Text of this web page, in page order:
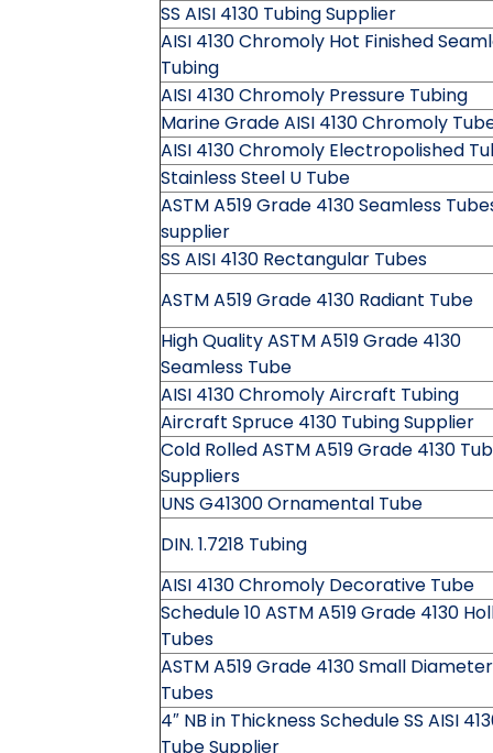
SS AISI 4130 Tubing Supplier
AISI 4130 Chromoly Hot Finished
Tubing
AISI 4130 Chromoly Pressure Tubing
Marine Grade AISI 4130 Chromoly
AISI 4130 Chromoly Electropolished
Stainless Steel U Tube
ASTM A519 Grade 4130 Seamless
supplier
SS AISI 4130 Rectangular Tubes
ASTM A519 Grade 4130 Radiant Tube
High Quality ASTM A519 Grade 4130
Seamless Tube
AISI 4130 Chromoly Aircraft Tubing
Aircraft Spruce 4130 Tubing Supplier
Cold Rolled ASTM A519 Grade 4130
Suppliers
UNS G41300 Ornamental Tube
DIN. 1.7218 Tubing
AISI 4130 Chromoly Decorative Tube
Schedule 10 ASTM A519 Grade 4130
Tubes
ASTM A519 Grade 4130 Small Diameter
Tubes
4″ NB in Thickness Schedule SS AISI
Tube Supplier